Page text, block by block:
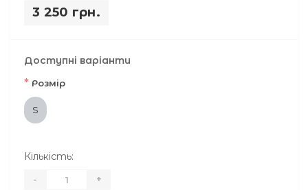
3 250 грн.
Доступні варіанти
* Розмір
S
Кількість:
- +